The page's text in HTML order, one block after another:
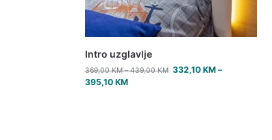
Intro uzglavlje
369,00KM – 439,00KM 332,10KM –
395,10 KM